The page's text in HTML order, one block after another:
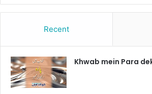
Recent
Khwab mein Para